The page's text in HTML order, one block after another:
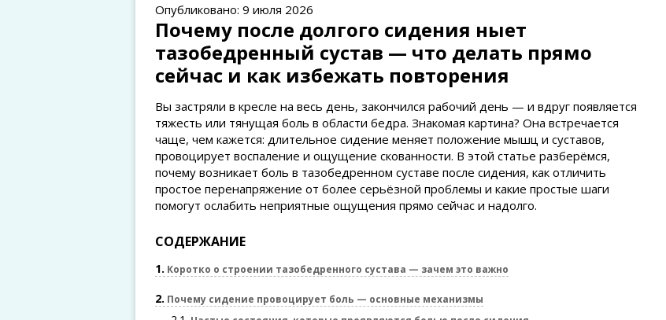
Опубликовано: 9 июля 2026
Почему после долгого сидения ныет
тазобедренный сустав — что делать прямо
сейчас и как избежать повторения
Вы застряли в кресле на весь день, закончился рабочий день — и вдруг появляется
тяжесть или тянущая боль в области бедра. Знакомая картина? Она встречается
чаще, чем кажется: длительное сидение меняет положение мышц и суставов,
провоцирует воспаление и ощущение скованности. В этой статье разберёмся,
почему возникает боль в тазобедренном суставе после сидения, как отличить
простое перенапряжение от более серьёзной проблемы и какие простые шаги
помогут ослабить неприятные ощущения прямо сейчас и надолго.
СОДЕРЖАНИЕ
1 Коротко о строении тазобедренного сустава — зачем это важно
2 Почему сидение провоцирует боль — основные механизмы